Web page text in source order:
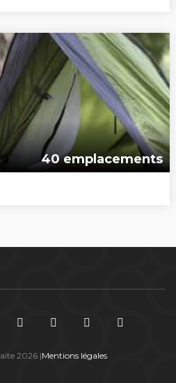
40 emplacements
2026 |Mentions légales